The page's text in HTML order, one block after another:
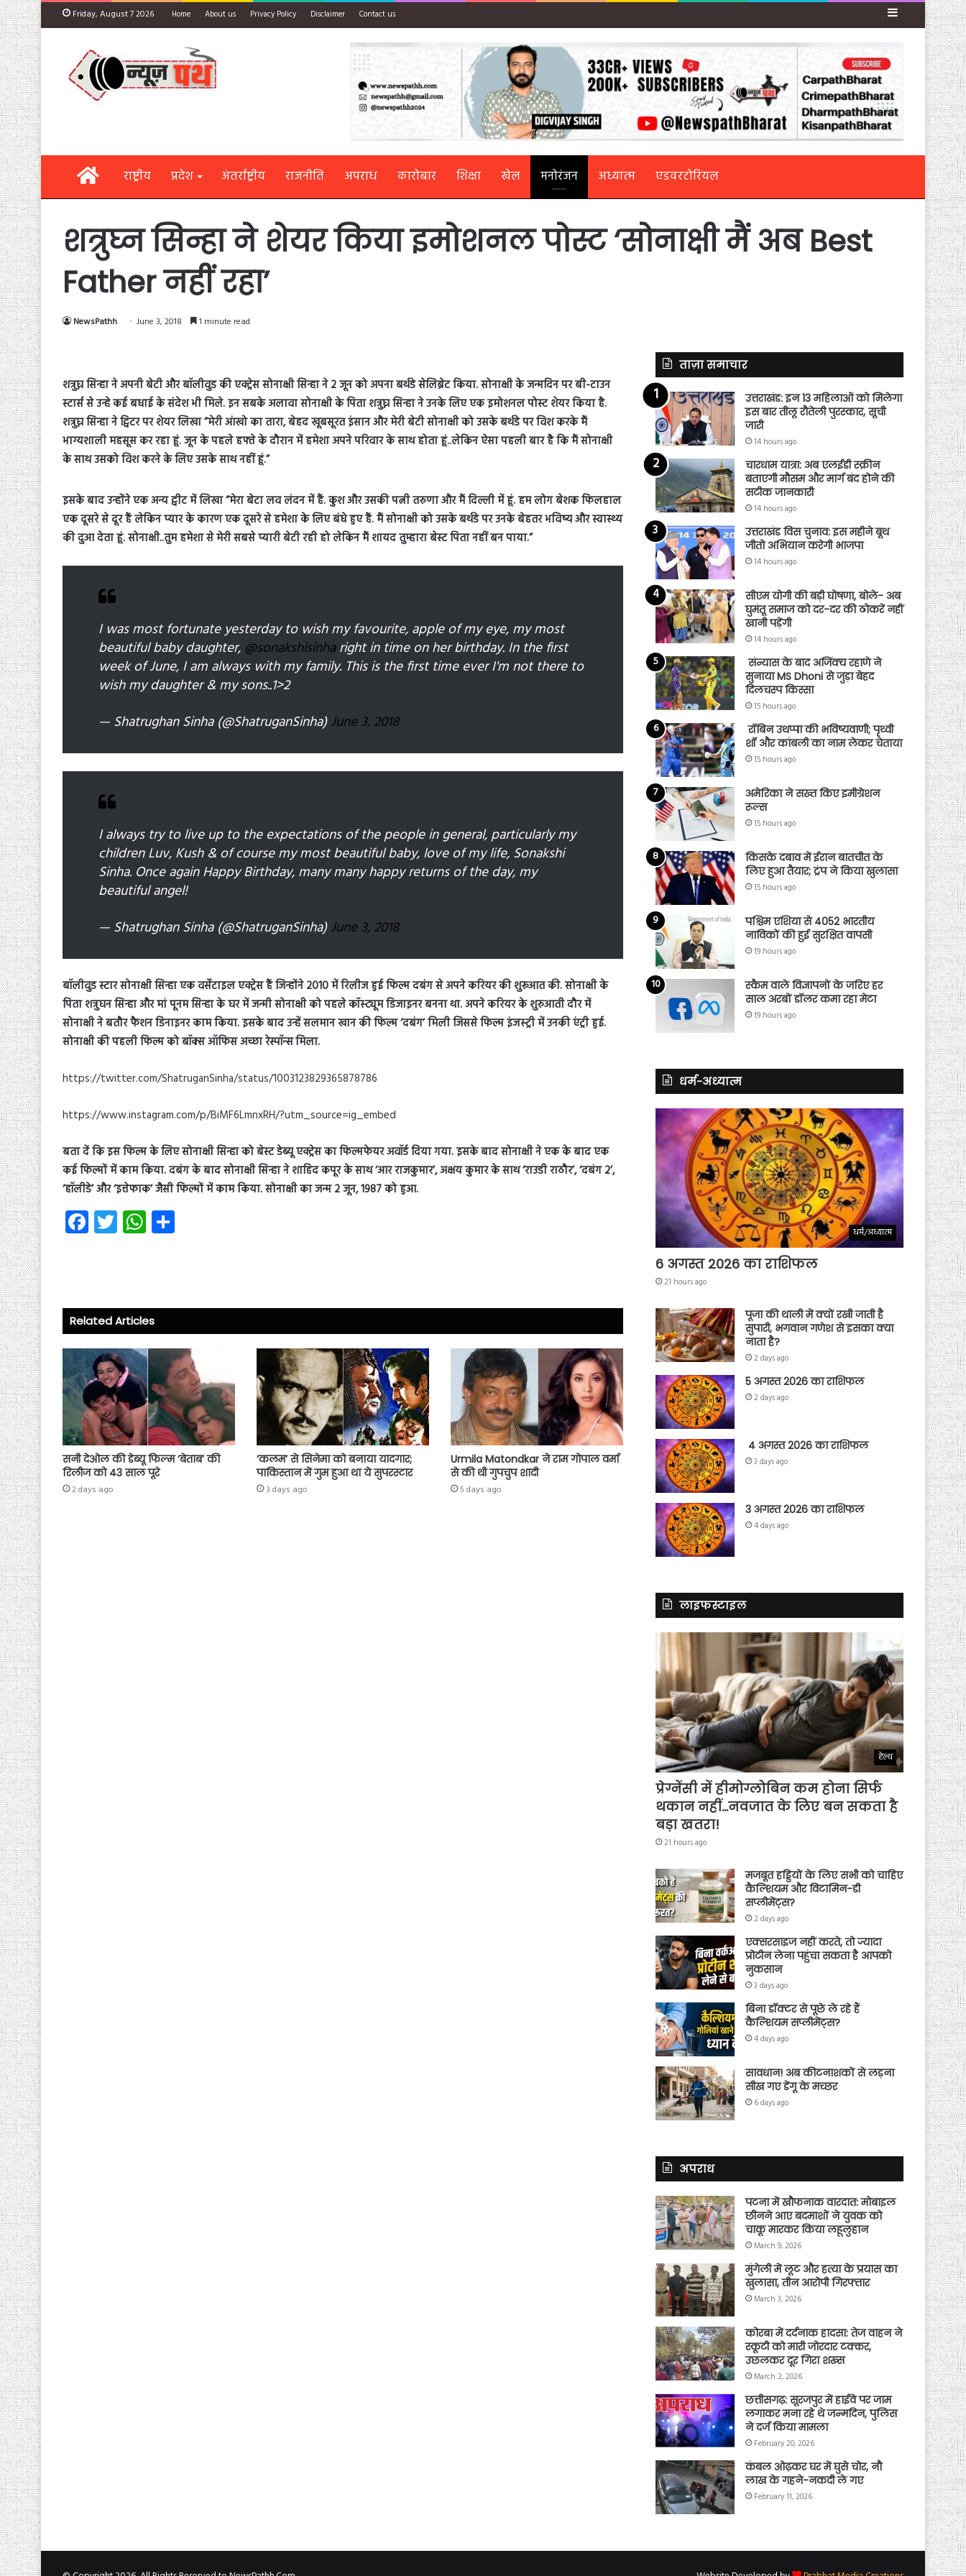
Friday, August 7 2026 Home About us Privacy Policy Disclaimer Contact us Sidebar
Homeराष्ट्रीय प्रदेश अंतर्राष्ट्रीय राजनीति अपराध कारोबार शिक्षा खेल मनोरंजन अध्यात्म एडवरटोरियल
शत्रुघ्न सिन्हा ने शेयर किया इमोशनल पोस्ट ‘सोनाक्षी मैं अब Best
Father नहीं रहा’
NewsPathh June 3, 2018 1 minute read
शत्रुघ्न सिन्हा ने अपनी बेटी और बॉलीवुड की एक्ट्रेस सोनाक्षी सिन्हा ने 2 जून को अपना बर्थडे सेलिब्रेट किया. सोनाक्षी के जन्मदिन पर बी-टाउन
स्टार्स से उन्हे कई बधाई के संदेश भी मिले. इन सबके अलावा सोनाक्षी के पिता शत्रुघ्न सिन्हा ने उनके लिए एक इमोशनल पोस्ट शेयर किया है.
शत्रुघ्न सिन्हा ने ट्विटर पर शेयर लिखा ”मेरी आंखो का तारा, बेहद खूबसूरत इंसान और मेरी बेटी सोनाक्षी को उसके बर्थडे पर विश करके मैं
भाग्यशाली महसूस कर रहा हूं. जून के पहले हफ्ते के दौरान में हमेशा अपने परिवार के साथ होता हूं..लेकिन ऐसा पहली बार है कि मैं सोनाक्षी
के साथ उसको विश करने के लिए उसके साथ नहीं हूं.”
इसके बाद उन्होंने एक अन्य ट्वीट में लिखा ”मेरा बेटा लव लंदन में हैं. कुश और उसकी पत्नी तरुणा और मैं दिल्ली में हूं. हम लोग बेशक फिलहाल
एक दूसरे से दूर हैं लेकिन प्यार के कारण एक दूसरे से हमेशा के लिए बंधे हुए हैं. मैं सोनाक्षी को उसके बर्थडे पर उनके बेहतर भविष्य और स्वास्थ्य
की दुआ देता हूं. सोनाक्षी..तुम हमेशा से मेरी सबसे प्यारी बेटी रही हो लेकिन मैं शायद तुम्हारा बेस्ट पिता नहीं बन पाया.”
I was most fortunate yesterday to wish my favourite, apple of my eye, my most
beautiful baby daughter, @sonakshisinharight in time on her birthday. In the first
week of June, I am always with my family. This is the first time ever I'm not there to
wish my daughter & my sons..1>2
— Shatrughan Sinha (@ShatruganSinha)June 3, 2018
I always try to live up to the expectations of the people in general, particularly my
children Luv, Kush & of course my most beautiful baby, love of my life, Sonakshi
Sinha. Once again Happy Birthday, many many happy returns of the day, my
beautiful angel!
— Shatrughan Sinha (@ShatruganSinha)June 3, 2018
बॉलीवुड स्टार सोनाक्षी सिन्हा एक वर्सेटाइल एक्ट्रेस हैं जिन्होंने 2010 में रिलीज हुई फिल्म दबंग से अपने करियर की शुरूआत की. सोनाक्षी के
पिता शत्रुघन सिन्हा और मां पूनम सिन्हा के घर में जन्मी सोनाक्षी को पहले कॉस्ट्यूम डिजाइनर बनना था. अपने करियर के शुरुआती दौर में
सोनाक्षी ने बतौर फैशन डिनाइनर काम किया. इसके बाद उन्हें सलमान खान की फिल्म ‘दबंग’ मिली जिससे फिल्म इंजस्ट्री में उनकी एंट्री हुई.
सोनाक्षी की पहली फिल्म को बॉक्स ऑफिस अच्छा रेस्पॉन्स मिला.
https://twitter.com/ShatruganSinha/status/1003123829365878786
https://www.instagram.com/p/BiMF6LmnxRH/?utm_source=ig_embed
बता दें कि इस फिल्म के लिए सोनाक्षी सिन्हा को बेस्ट डेब्यू एक्ट्रेस का फिल्मफेयर अवॉर्ड दिया गया. इसके बाद सोनाक्षी ने एक के बाद एक
कई फिल्मों में काम किया. दबंग के बाद सोनाक्षी सिन्हा ने शाहिद कपूर के साथ ‘आर राजकुमार’, अक्षय कुमार के साथ ‘राउडी राठौर’, ‘दबंग 2’,
‘हॉलीडे’ और ‘इत्तेफाक’ जैसी फिल्मों में काम किया. सोनाक्षी का जन्म 2 जून, 1987 को हुआ.
Fa
ce
ok
T
wi
W
ha
p
p
Related Articles
सनी देओल की डेब्यू फिल्म ‘बेताब’ की
रिलीज को 43 साल पूरे
2 days ago
‘कलम’ से सिनेमा को बनाया यादगार;
पाकिस्तान में गुम हुआ था ये सुपरस्टार
3 days ago
Urmila Matondkar ने राम गोपाल वर्मा
से की थी गुपचुप शादी
5 days ago
ताज़ा समाचार
उत्तराखंड: इन 13 महिलाओं को मिलेगा
इस बार तीलू रौतेली पुरस्कार, सूची
जारी
14 hours ago
चारधाम यात्रा: अब एलईडी स्क्रीन
बताएगी मौसम और मार्ग बंद होने की
सटीक जानकारी
14 hours ago
उत्तराखंड विस चुनाव: इस महीने बूथ
जीतो अभियान करेगी भाजपा
14 hours ago
सीएम योगी की बड़ी घोषणा, बोले- अब
घुमंतू समाज को दर-दर की ठोकरें नहीं
खानी पड़ेंगी
14 hours ago
संन्यास के बाद अजिंक्‍य रहाणे ने
सुनाया MS Dhoni से जुड़ा बेहद
दिलचस्प किस्सा
15 hours ago
रॉबिन उथप्पा की भविष्यवाणी; पृथ्वी
शॉ और कांबली का नाम लेकर चेताया
15 hours ago
अमेरिका ने सख्त किए इमीग्रेशन
रूल्स
15 hours ago
किसके दबाव में ईरान बातचीत के
लिए हुआ तैयार; ट्रंप ने किया खुलासा
15 hours ago
पश्चिम एशिया से 4052 भारतीय
नाविकों की हुई सुरक्षित वापसी
19 hours ago
स्कैम वाले विज्ञापनों के जरिए हर
साल अरबों डॉलर कमा रहा मेटा
19 hours ago
धर्म-अध्यात्म
धर्म/अध्यात्म
6 अगस्त 2026 का राशिफल
21 hours ago
पूजा की थाली में क्यों रखी जाती है
सुपारी, भगवान गणेश से इसका क्या
नाता है?
2 days ago
5 अगस्त 2026 का राशिफल
2 days ago
4 अगस्त 2026 का राशिफल
3 days ago
3 अगस्त 2026 का राशिफल
4 days ago
लाइफस्टाइल
हेल्थ
प्रेग्नेंसी में हीमोग्लोबिन कम होना सिर्फ
थकान नहीं…नवजात के लिए बन सकता है
बड़ा खतरा!
21 hours ago
मजबूत हड्डियों के लिए सभी को चाहिए
कैल्शियम और विटामिन-डी
सप्लीमेंट्स?
2 days ago
एक्सरसाइज नहीं करते, तो ज्यादा
प्रोटीन लेना पहुंचा सकता है आपको
नुकसान
3 days ago
बिना डॉक्टर से पूछे ले रहे हैं
कैल्शियम सप्लीमेंट्स?
4 days ago
सावधान! अब कीटनाशकों से लड़ना
सीख गए डेंगू के मच्छर
6 days ago
अपराध
पटना में खौफनाक वारदात: मोबाइल
छीनने आए बदमाशों ने युवक को
चाकू मारकर किया लहूलुहान
March 9, 2026
मुंगेली में लूट और हत्या के प्रयास का
खुलासा, तीन आरोपी गिरफ्तार
March 3, 2026
कोरबा में दर्दनाक हादसा: तेज वाहन ने
स्कूटी को मारी जोरदार टक्कर,
उछलकर दूर गिरा शख्स
March 2, 2026
छत्तीसगढ़: सूरजपुर में हाईवे पर जाम
लगाकर मना रहे थे जन्मदिन, पुलिस
ने दर्ज किया मामला
February 20, 2026
कंबल ओढ़कर घर में घुसे चोर, नौ
लाख के गहने-नकदी ले गए
February 11, 2026